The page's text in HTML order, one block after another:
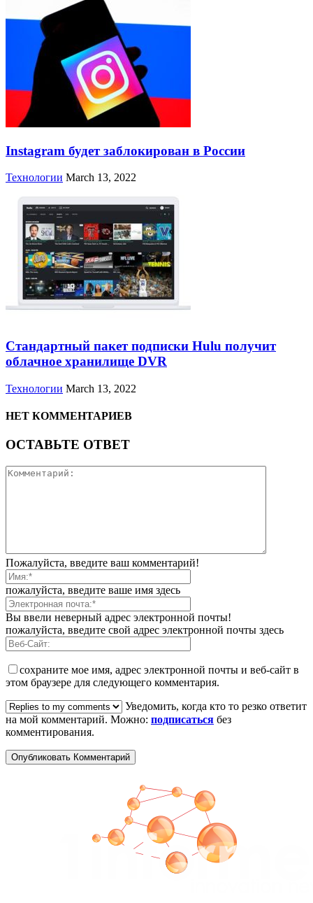
Instagram будет заблокирован в России
Технологии March 13, 2022
Стандартный пакет подписки Hulu получит
облачное хранилище DVR
Технологии March 13, 2022
НЕТ КОММЕНТАРИЕВ
ОСТАВЬТЕ ОТВЕТ
Пожалуйста, введите ваш комментарий!
пожалуйста, введите ваше имя здесь
Вы ввели неверный адрес электронной почты!
пожалуйста, введите свой адрес электронной почты здесь
сохраните мое имя, адрес электронной почты и веб-сайт в
этом браузере для следующего комментария.
Уведомить, когда кто то резко ответит
на мой комментарий. Можно: подписаться без
комментирования.